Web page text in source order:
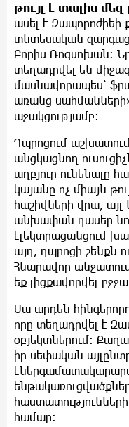
թույլ է տալիս
ասել է Զապորոժիեի
տնտեսական
Բորիս Ռոզսոխան։
տեղադրվել են
մասնավորապես՝
առանց
աջակցությամբ։
Դպրոցում
անցկացնող
աղբյուր ունենալը
կայանը ոչ միայն
հաշիվների վրա,
անխափան դասեր
էլեկտրացանցում
այդ, դպրոցի շենքն
Հնարավոր
եք լիցքավորվել
Սա արդեն
որը տեղադրվել է
օբյեկտներում։
իր սեփական
հաստատությունների
համար։